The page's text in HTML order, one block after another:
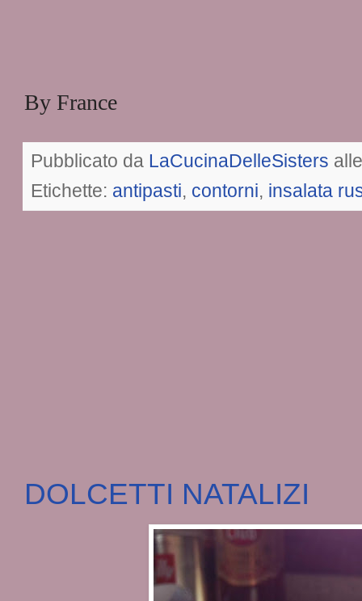
By France
Pubblicato da LaCucinaDelleSisters
Etichette: antipasti, contorni, insalata
DOLCETTI NATALIZI